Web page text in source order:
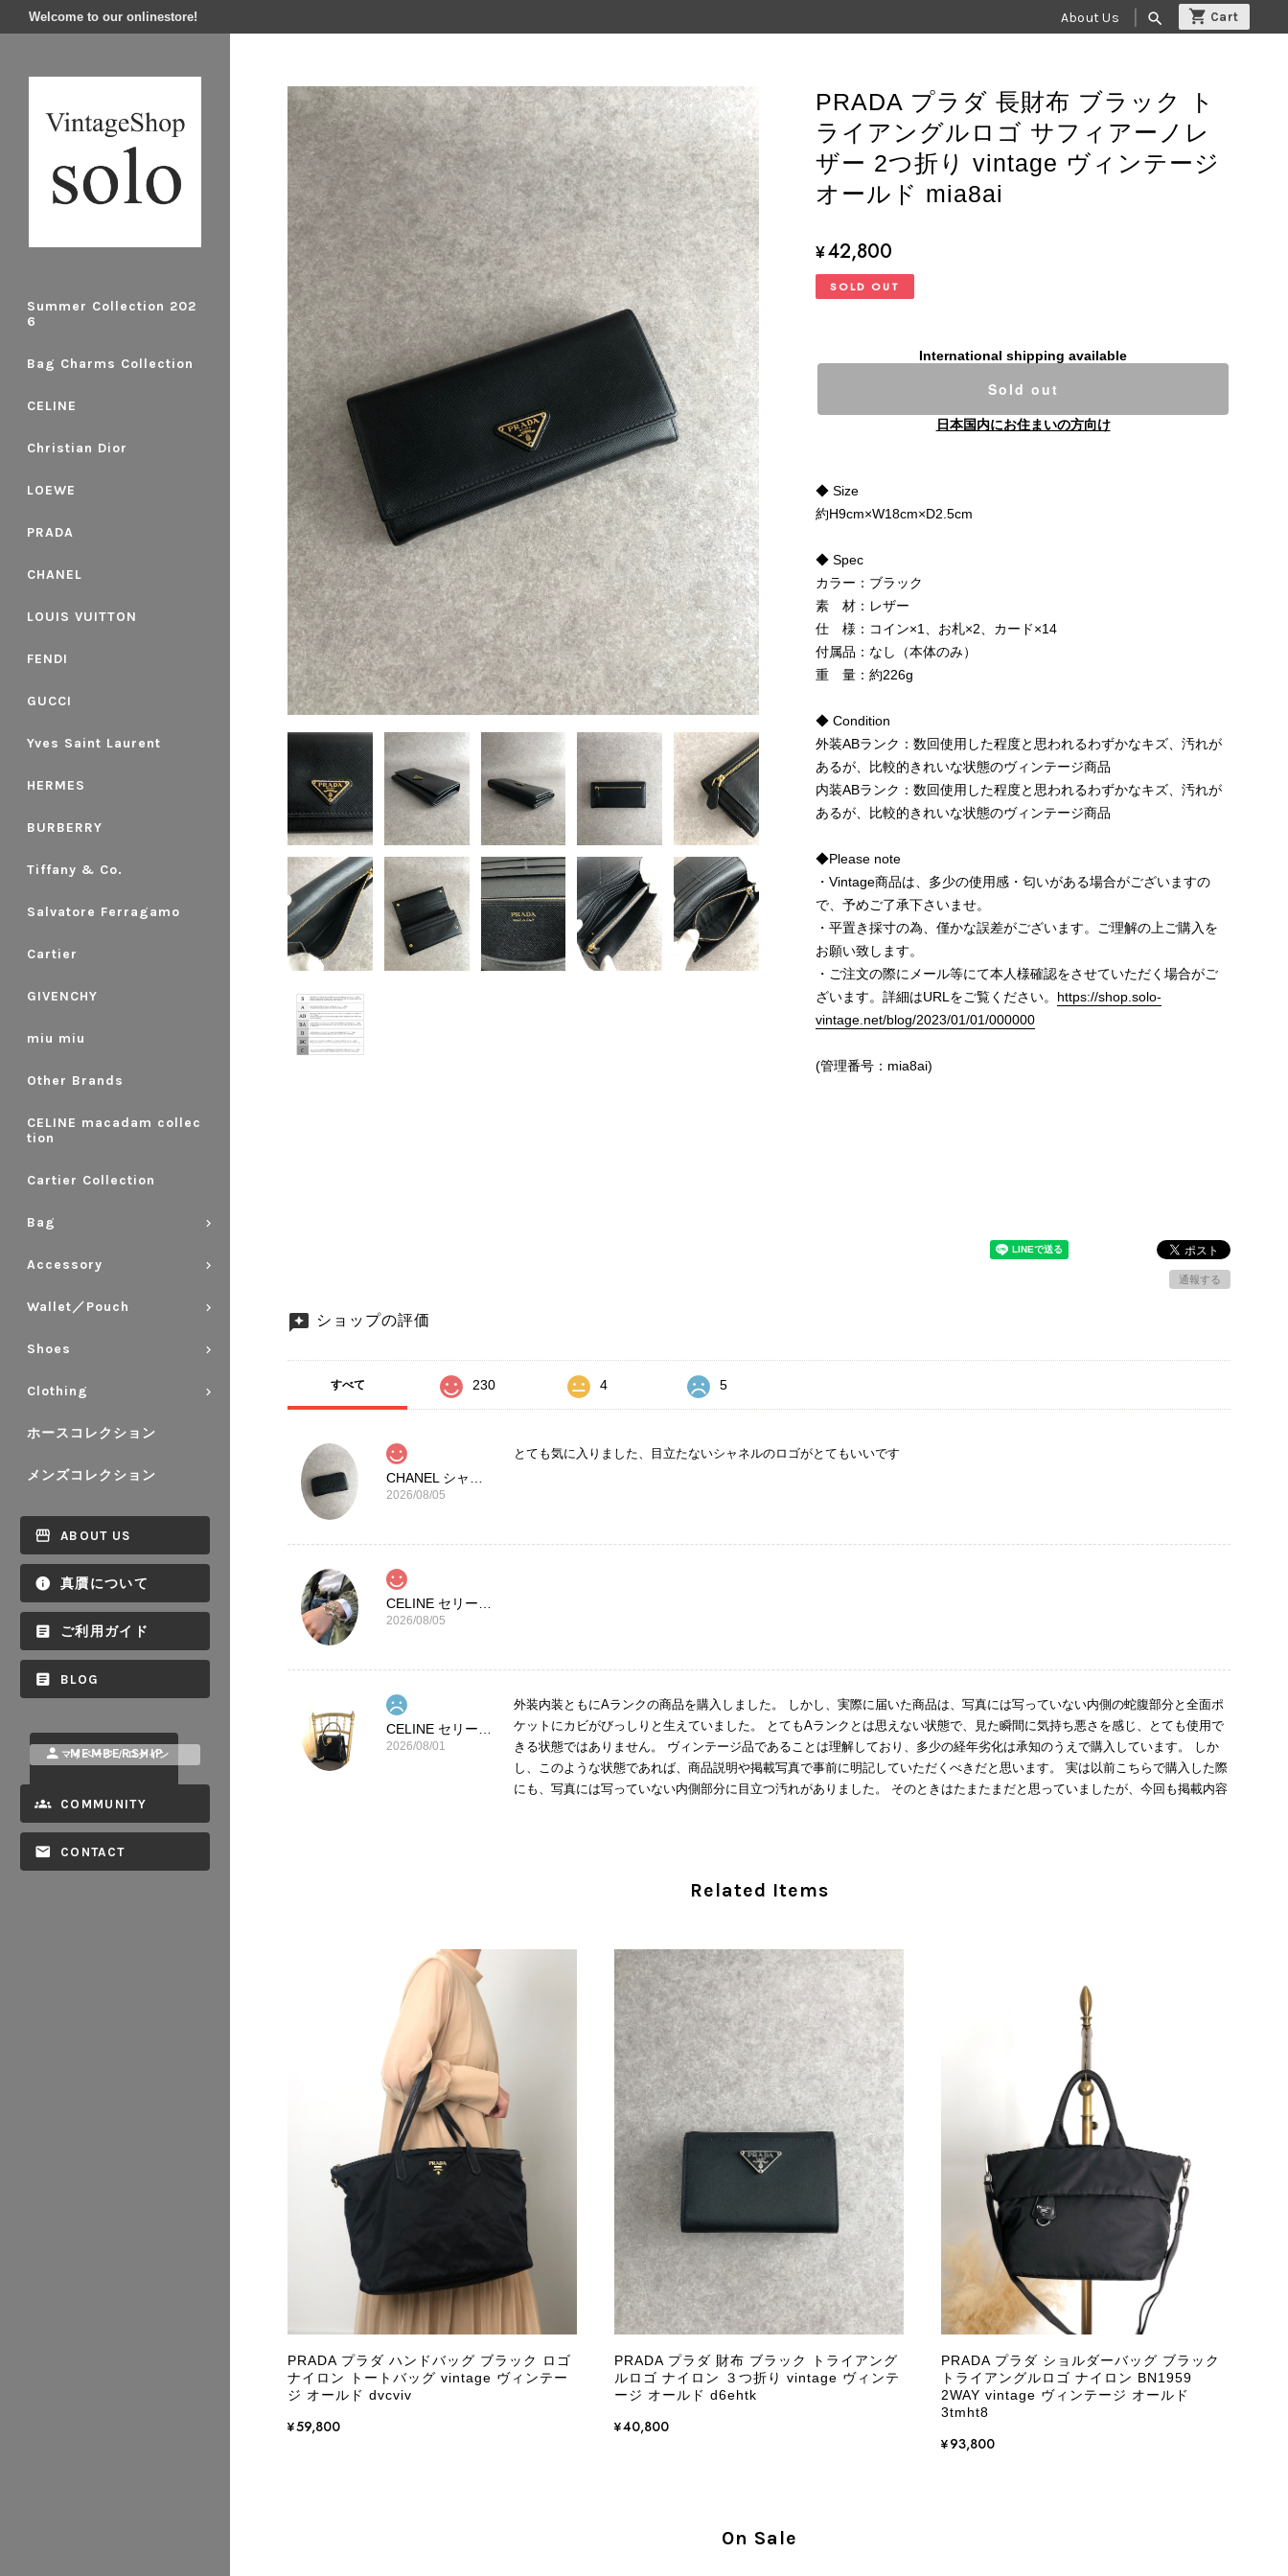
Welcome to our onlinestore! About Us search
Summer Collection 202
6
Bag Charms Collection
CELINE
Christian Dior
LOEWE
PRADA
CHANEL
LOUIS VUITTON
FENDI
GUCCI
Yves Saint Laurent
HERMES
BURBERRY
Tiffany & Co.
Salvatore Ferragamo
Cartier
GIVENCHY
miu miu
Other Brands
CELINE macadam collec
tion
Cartier Collection
Bag
Accessory
Wallet／Pouch
Shoes
Clothing
ホースコレクション
メンズコレクション
ABOUT US
真贋について
ご利用ガイド
BLOG
MEMBERSHIP
マイページ / ログイン
COMMUNITY
CONTACT
PRADA プラダ 長財布 ブラック ト
ライアングルロゴ サフィアーノレ
ザー 2つ折り vintage ヴィンテージ
オールド mia8ai
¥42,800
SOLD OUT
International shipping available
Sold out
日本国内にお住まいの方向け
◆ Size
約H9cm×W18cm×D2.5cm
◆ Spec
カラー：ブラック
素 材：レザー
仕 様：コイン×1、お札×2、カード×14
付属品：なし（本体のみ）
重 量：約226g
◆ Condition
外装ABランク：数回使用した程度と思われるわずかなキズ、汚れが
あるが、比較的きれいな状態のヴィンテージ商品
内装ABランク：数回使用した程度と思われるわずかなキズ、汚れが
あるが、比較的きれいな状態のヴィンテージ商品
◆Please note
・Vintage商品は、多少の使用感・匂いがある場合がございますの
で、予めご了承下さいませ。
・平置き採寸の為、僅かな誤差がございます。ご理解の上ご購入を
お願い致します。
・ご注文の際にメール等にて本人様確認をさせていただく場合がご
ざいます。詳細はURLをご覧ください。 https://shop.solo-
vintage.net/blog/2023/01/01/000000
(管理番号：mia8ai)
通報する
ショップの評価
すべて 230 4 5
2026/08/05
とても気に入りました、目立たないシャネルのロゴがとてもいいです
2026/08/05
2026/08/01
外装内装ともにAランクの商品を購入しました。 しかし、実際に届いた商品は、写真には写っていない内側の蛇腹部分と全面ポ
ケットにカビがびっしりと生えていました。 とてもAランクとは思えない状態で、見た瞬間に気持ち悪さを感じ、とても使用で
きる状態ではありません。 ヴィンテージ品であることは理解しており、多少の経年劣化は承知のうえで購入しています。 しか
し、このような状態であれば、商品説明や掲載写真で事前に明記していただくべきだと思います。 実は以前こちらで購入した際
にも、写真には写っていない内側部分に目立つ汚れがありました。 そのときはたまたまだと思っていましたが、今回も掲載内容
回の商品につきましては、当店よりご連絡のうえ、返品・返金を含め、責任をもって対応してまいります。
バッグは、外装と内装をそれぞれ確認し、個別にランクを表示しております。これは、外観の印象だけで商品
の状態全体を判断しないためです。また、確認できた汚れやダメージは、写真や商品説明に反映しておりま
す。 ご不快な思いをされた中で、率直なご意見をお寄せいただきましたことに感謝申し上げます。今回のご
指摘を重く受け止め、まずは商品の状態を丁寧に確認させていただきます。 掲載内容では分からない状態が
確認された場合には、当店の検品時の見落としとして真摯に受け止め、検品方法と状態の伝え方を改めて見直
し、全スタッフで共有してまいります。 オンラインでも安心して商品をお選びいただけるよう、より正確な
状態確認とご案内に努めてまいります。
商品が直ぐに届きました。思った以上に素敵なお品でした。またご縁が有りましたら宜しくお願い致します。
この度はご購入いただき、そして素敵なレビューをありがとうございます。 商品を無事にお受け取りいただ
き、また迅速にお届けできたとのこと、大変安心いたしました！ さらに、「思った以上に素敵なお品でし
た」とのお言葉をいただき、スタッフ一同とても嬉しく、何よりの励みになります。 ぜひこちらの商品を末
永くご愛用いただけましたら幸いです。 また気になる商品やご不明な点などございましたら、いつでもお気
軽にご相談ください。 またご縁がございましたら、ぜひよろしくお願いいたします。 VintageShop solo
Related Items
PRADA プラダ ハンドバッグ ブラック ロゴ
ナイロン トートバッグ vintage ヴィンテー
ジ オールド dvcviv
¥59,800
PRADA プラダ 財布 ブラック トライアング
ルロゴ ナイロン ３つ折り vintage ヴィンテ
ージ オールド d6ehtk
¥40,800
PRADA プラダ ショルダーバッグ ブラック
トライアングルロゴ ナイロン BN1959
2WAY vintage ヴィンテージ オールド
3tmht8
¥93,800
On Sale